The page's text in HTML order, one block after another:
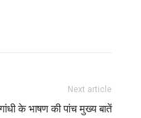
Next article
के भाषण की पांच मुख्य बातें